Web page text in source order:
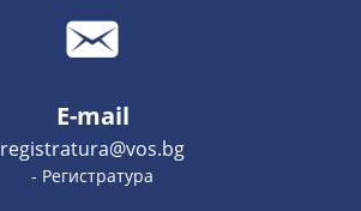
E-mail
registratura@vos.bg
- Регистратура